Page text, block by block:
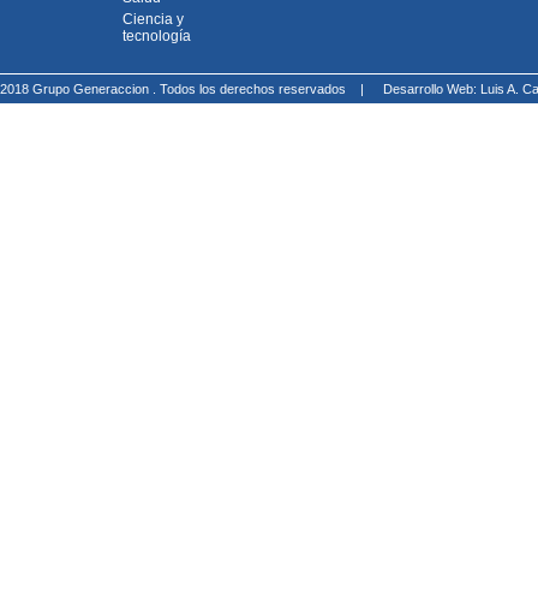
Ciencia y
tecnología
2018 Grupo Generaccion . Todos los derechos reservados | Desarrollo Web: Luis